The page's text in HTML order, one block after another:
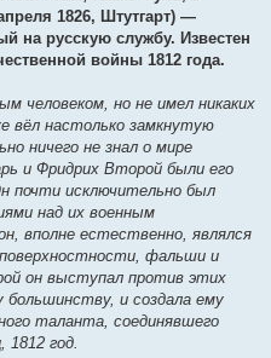
1826, Штутгарт) —
на русскую службу. Известен
войны 1812 года.
человеком, но не имел никаких
вёл настолько замкнутую
ничего не знал о мире
и Фридрих Второй были его
почти исключительно был
над их военным
вполне естественно, являлся
фальши и
он выступал против этих
большинству, и создала ему
таланта, соединявшего
год.